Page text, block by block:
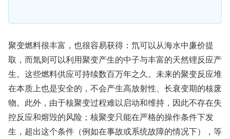
聚变燃料很丰富，也很容易获得：氘可以从海水中廉价提
取，而氚则可以利用聚变产生的中子与丰富的天然锂反应产
生。这些燃料供应可持续数百万年之久。未来的聚变反应堆
在本质上也是安全的，不会产生高放射性、长衰变期的核废
物。此外，由于核聚变过程难以启动和维持，因此不存在失
控反应和熔毁的风险；核聚变只能在严格的操作条件下发
生，超出这个条件（例如在事故或系统故障的情况下），等